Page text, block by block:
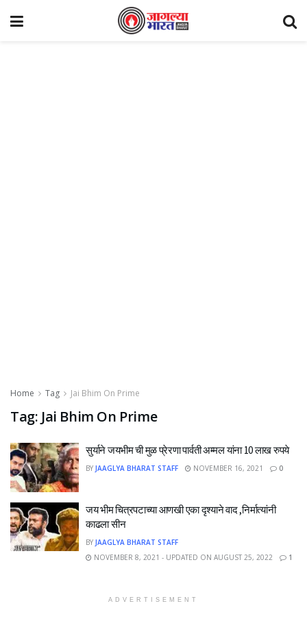
Home Tag Jai Bhim On Prime
Tag: Jai Bhim On Prime
सुर्याने जयभीम ची मुळ प्रेरणा पार्वती अम्मल यांना 10 लाख रुपये
BY JAAGLYA BHARAT STAFF NOVEMBER 16, 2021 0
जय भीम चित्रपटाच्या आणखी एका दृश्याने वाद ,निर्मात्यांनी
काढला सीन
BY JAAGLYA BHARAT STAFF
NOVEMBER 8, 2021 - UPDATED ON AUGUST 25, 2022
1
ADVERTISEMENT